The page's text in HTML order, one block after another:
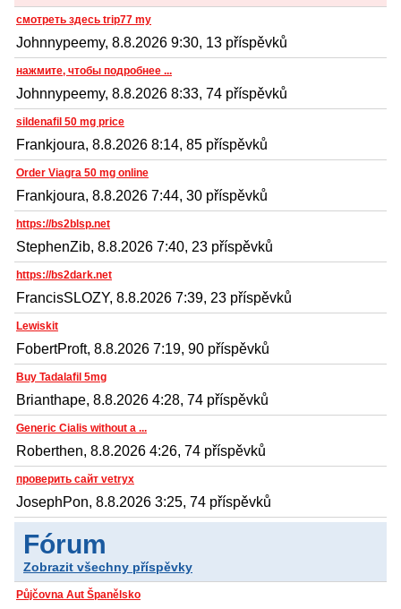
смотреть здесь trip77 my
Johnnypeemy, 8.8.2026 9:30, 13 příspěvků
нажмите, чтобы подробнее ...
Johnnypeemy, 8.8.2026 8:33, 74 příspěvků
sildenafil 50 mg price
Frankjoura, 8.8.2026 8:14, 85 příspěvků
Order Viagra 50 mg online
Frankjoura, 8.8.2026 7:44, 30 příspěvků
https://bs2blsp.net
StephenZib, 8.8.2026 7:40, 23 příspěvků
https://bs2dark.net
FrancisSLOZY, 8.8.2026 7:39, 23 příspěvků
Lewiskit
FobertProft, 8.8.2026 7:19, 90 příspěvků
Buy Tadalafil 5mg
Brianthape, 8.8.2026 4:28, 74 příspěvků
Generic Cialis without a ...
Roberthen, 8.8.2026 4:26, 74 příspěvků
проверить сайт vetryx
JosephPon, 8.8.2026 3:25, 74 příspěvků
Fórum
Zobrazit všechny příspěvky
Půjčovna Aut Španělsko